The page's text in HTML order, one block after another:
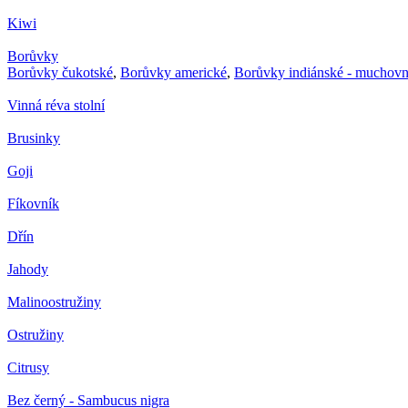
Kiwi
Borůvky
Borůvky čukotské, Borůvky americké, Borůvky indiánské -
Vinná réva stolní
Brusinky
Goji
Fíkovník
Dřín
Jahody
Malinoostružiny
Ostružiny
Citrusy
Bez černý - Sambucus nigra